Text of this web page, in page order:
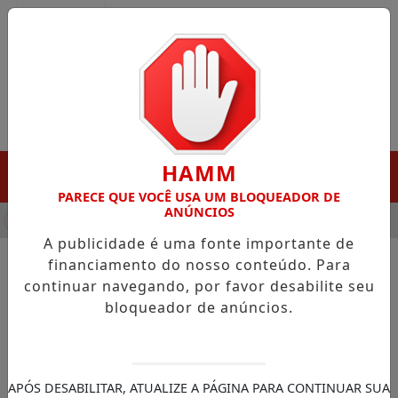
EM PORTO GRANDE COM ATUAÇÃO VOLTADA AO
NOTÍCIAS/INFRAESTRUTURA
Implantação da 11ª
(SR) Codevasf no Amapá
HAMM
PARECE QUE VOCÊ USA UM BLOQUEADOR DE
ANÚNCIOS
A publicidade é uma fonte importante de
financiamento do nosso conteúdo. Para
continuar navegando, por favor desabilite seu
bloqueador de anúncios.
APÓS DESABILITAR, ATUALIZE A PÁGINA PARA CONTINUAR SUA